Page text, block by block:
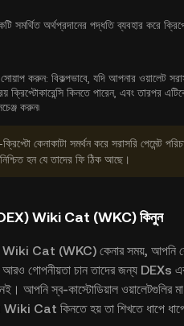
সমর্থিত অর্থপ্রদানের পদ্ধতি ব্যবহার করে
করুন: বিকল্পভাবে, যদি আপনার ওয়ালেট
কিনতে পারেন, এবং তারপর এটিকে
করুন৷
কেনাকাটা সমর্থন করে সরাসরি পেমেন্ট
হন যে তাদের ফি ঠিক আছে।
(DEX) Wiki Cat (WKC) কিনুন
Wiki Cat (WKC) কেনার সময়, আপনি
আরও গোপনীয়তা চান তাদের জন্য DEXs
আপনি স্ব-কাস্টোডিয়াল ওয়ালেটগুলির
Cat কিনতে হয় তা শিখতে ধাপে ধাপে